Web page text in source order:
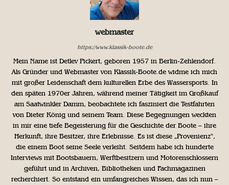
webmaster
https://www.klassik-boote.de
Mein Name ist Detlev Pickert, geboren 1957 in Berlin-Zehlendorf.
Als Gründer und Webmaster von Klassik-Boote.de widme ich mich
mit großer Leidenschaft dem kulturellen Erbe des Wassersports. In
den späten 1970er Jahren, während meiner Tätigkeit im Großkauf
am Saatwinkler Damm, beobachtete ich fasziniert die Testfahrten
von Dieter König und seinem Team. Diese Begegnungen weckten
in mir eine tiefe Begeisterung für die Geschichte der Boote – ihre
Herkunft, ihre Besitzer, ihre Erlebnisse. Es ist diese „Provenienz“,
die einem Boot seine Seele verleiht. Seitdem habe ich hunderte
Interviews mit Bootsbauern, Werftbesitzern und Motorenschlossern
geführt und in Archiven, Bibliotheken und Fachmagazinen
recherchiert. So entstand ein umfangreiches Wissen, das ich nun –